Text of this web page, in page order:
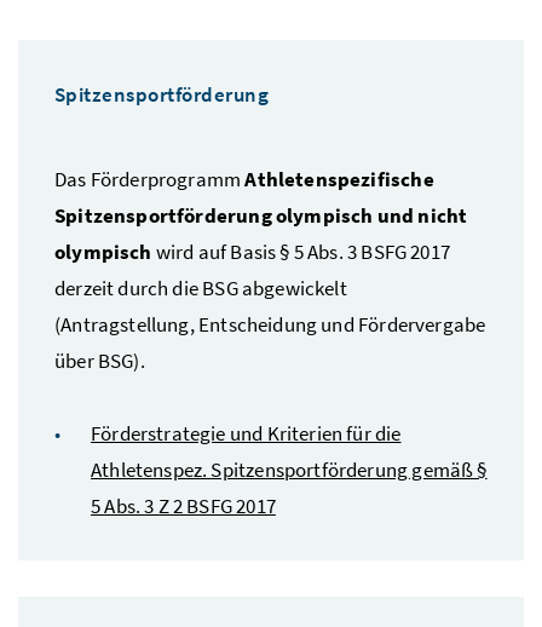
Spitzensportförderung
Das FörderprogrammAthletenspezifische
Spitzensportförderung olympisch und nicht
olympisch wird auf Basis § 5 Abs. 3 BSFG 2017
derzeit durch die BSG abgewickelt
(Antragstellung, Entscheidung und Fördervergabe
über BSG).
Förderstrategie und Kriterien für die
Athletenspez. Spitzensportförderung gemäß §
5 Abs. 3 Z 2 BSFG 2017